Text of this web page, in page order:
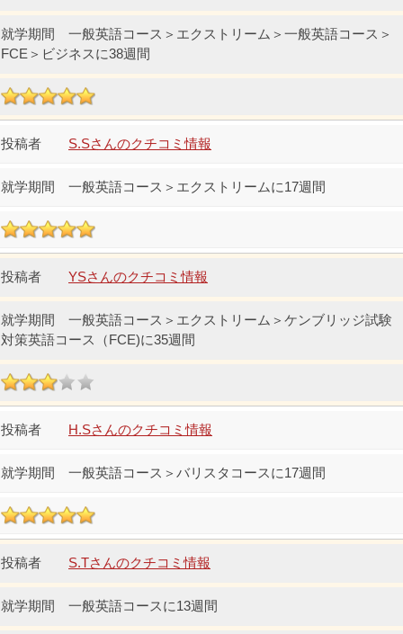
一般英語コース＞エクストリーム＞一般英語コース＞
FCE＞ビジネスに38週間
S.Sさんのクチコミ情報
一般英語コース＞エクストリームに17週間
YSさんのクチコミ情報
一般英語コース＞エクストリーム＞ケンブリッジ試験
対策英語コース（FCE)に35週間
H.Sさんのクチコミ情報
一般英語コース＞バリスタコースに17週間
S.Tさんのクチコミ情報
一般英語コースに13週間